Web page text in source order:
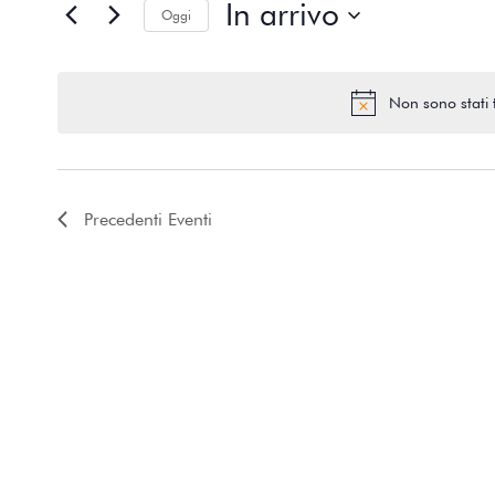
Non sono stati
Oggi In arrivo
Precedenti Eventi